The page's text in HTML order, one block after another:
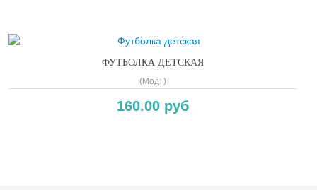
ФУТБОЛКА ДЕТСКАЯ
(Мод: )
160.00 руб